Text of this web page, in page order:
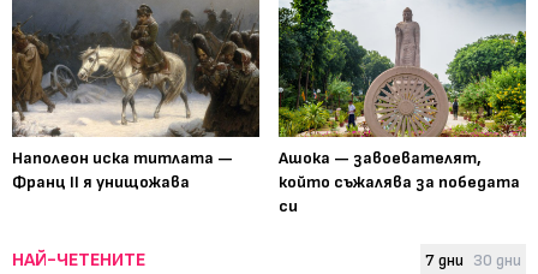
Наполеон иска титлата —
Франц II я унищожава
Ашока — завоевателят,
който съжалява за победата
си
НАЙ-ЧЕТЕНИТЕ 7 дни 30 дни